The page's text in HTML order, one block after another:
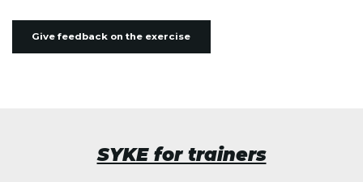
Give feedback on the exercise
SYKE for trainers